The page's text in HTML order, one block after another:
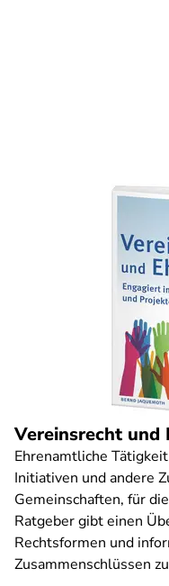
Vereinsrecht und
Ehrenamtliche
Initiativen und andere
Gemeinschaften, für
Ratgeber gibt einen
Rechtsformen und
Zusammenschlüssen